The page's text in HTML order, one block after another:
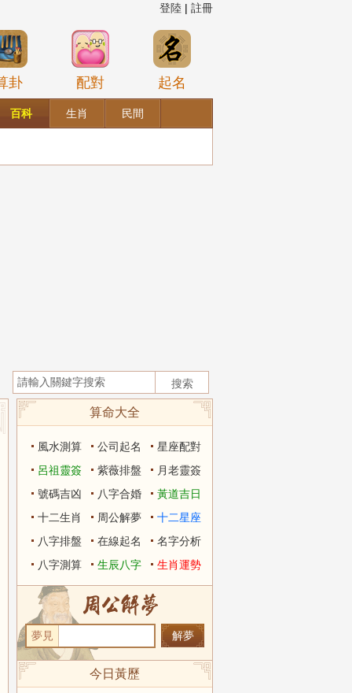
登陸 | 註冊
卦 配對 起名
百科 生肖 民間
算命大全
風水測算 公司起名
星座配對
呂祖靈簽
紫薇排盤
月老靈簽
號碼吉凶
八字合婚
黃道吉日
十二生肖
周公解夢
十二星座
八字排盤
在線起名
名字分析
八字測算
生辰八字 生肖運勢
夢見
今日黃歷